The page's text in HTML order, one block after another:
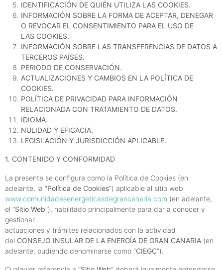
IDENTIFICACIÓN DE QUIÉN UTILIZA LAS COOKIES.
INFORMACIÓN SOBRE LA FORMA DE ACEPTAR, DENEGAR
O REVOCAR EL CONSENTIMIENTO PARA EL USO DE
LAS COOKIES.
INFORMACIÓN SOBRE LAS TRANSFERENCIAS DE DATOS A
TERCEROS PAÍSES.
PERIODO DE CONSERVACIÓN.
ACTUALIZACIONES Y CAMBIOS EN LA POLÍTICA DE
COOKIES.
POLÍTICA DE PRIVACIDAD PARA INFORMACIÓN
RELACIONADA CON TRATAMIENTO DE DATOS.
IDIOMA.
NULIDAD Y EFICACIA.
LEGISLACIÓN Y JURISDICCIÓN APLICABLE.
1. CONTENIDO Y CONFORMIDAD
La presente se configura como la Política de Cookies (en
adelante, la “Política de Cookies”) aplicable al sitio web
www.comunidadesenergeticasdegrancanaria.com (en adelante,
el “Sitio Web”), habilitado principalmente para dar a conocer y
gestionar
actuaciones y trámites relacionados con la actividad
del CONSEJO INSULAR DE LA ENERGÍA DE GRAN CANARIA (en
adelante, pudiendo denominarse como “CIEGC”).